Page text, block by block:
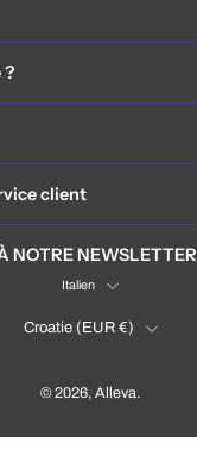
?
client
NOTRE NEWSLETTER
Italien
Croatie ‎(EUR €)‎
© 2026, Alleva.